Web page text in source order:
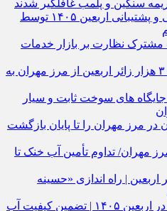
سنگین و پلمب غافلگیر شدند
مشترک نظارت بر بازار خدمات
های سوخت ثابت و سیار
در مرز مهران را تا پایان بازگشت
زائر از مرز مهران/ تداوم تأمین آب خنک تا
| راه‌ اندازی «حسینه